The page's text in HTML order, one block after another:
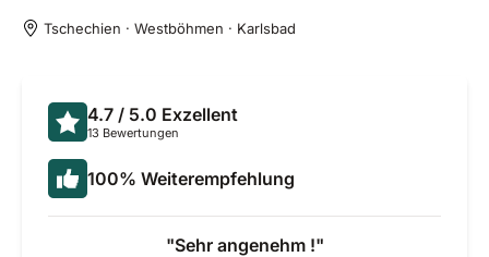
Tschechien · Westböhmen · Karlsbad
4.7 / 5.0 Exzellent
13 Bewertungen
100% Weiterempfehlung
Sehr angenehm !